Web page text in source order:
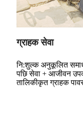
ग्राहक सेवा
नि:शुल्क अनुकूलित
पछि सेवा + आजीवन
तालिकीकृत ग्राहक